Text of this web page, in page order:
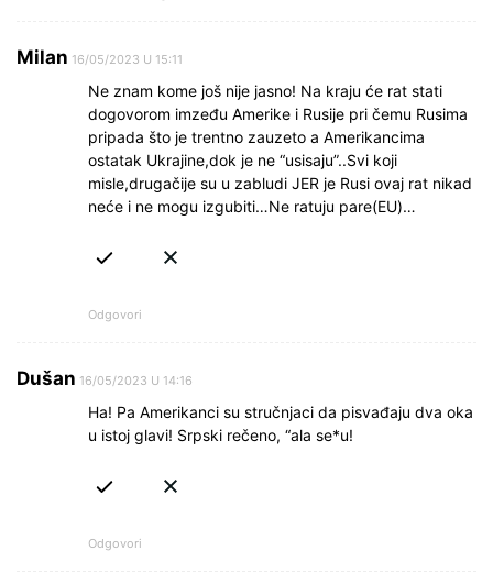
Milan 16/05/2023 U 15:11
Ne znam kome još nije jasno! Na kraju će rat stati
dogovorom imzeđu Amerike i Rusije pri čemu Rusima
pripada što je trentno zauzeto a Amerikancima
ostatak Ukrajine,dok je ne “usisaju”..Svi koji
misle,drugačije su u zabludi JER je Rusi ovaj rat nikad
neće i ne mogu izgubiti…Ne ratuju pare(EU)…
Odgovori
Dušan 16/05/2023 U 14:16
Ha! Pa Amerikanci su stručnjaci da pisvađaju dva oka
u istoj glavi! Srpski rečeno, “ala se*u!
Odgovori